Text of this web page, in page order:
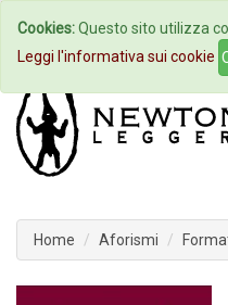
Home
Home Aforismi
Cookies:Questo sito utilizza
Leggi l'informativa sui cookie